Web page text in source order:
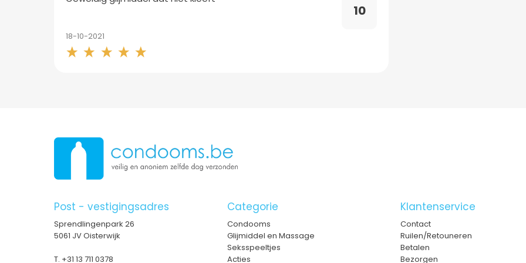
10
18-10-2021
Post - vestigingsadres
Sprendlingenpark 26
5061 JV Oisterwijk
T. +31 13 711 0378
Categorie
Condooms
Glijmiddel en Massage
Seksspeeltjes
Acties
Klantenservice
Contact
Ruilen/Retouneren
Betalen
Bezorgen